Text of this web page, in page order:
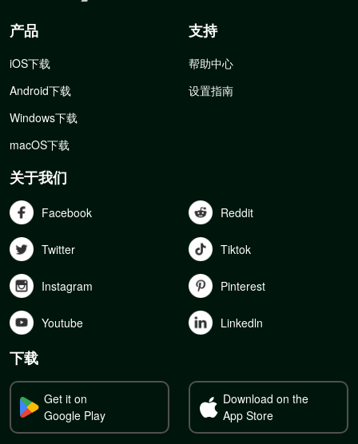
产品
iOS下载
Android下载
Windows下载
macOS下载
支持
帮助中心
设置指南
关于我们
Facebook Reddit
Twitter Tiktok
Instagram Pinterest
Youtube Linkedln
下载
Get it on
Google Play
Download on the
App Store